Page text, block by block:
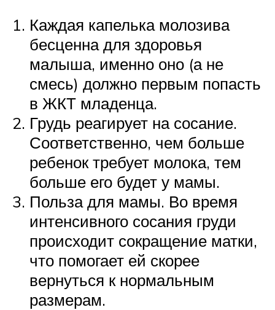
Каждая капелька молозива
бесценна для здоровья
малыша, именно оно (а не
смесь) должно первым попасть
в ЖКТ младенца.
Грудь реагирует на сосание.
Соответственно, чем больше
ребенок требует молока, тем
больше его будет у мамы.
Польза для мамы. Во время
интенсивного сосания груди
происходит сокращение матки,
что помогает ей скорее
вернуться к нормальным
размерам.